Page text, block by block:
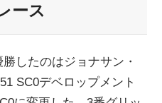
ース
したのはジョナサン・
SC0デベロップメント